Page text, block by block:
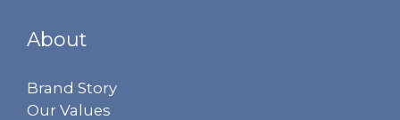
About
Brand Story
Our Values